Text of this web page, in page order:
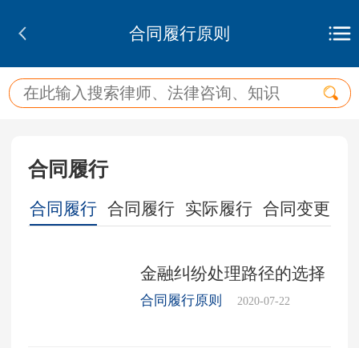
合同履行原则
合同履行
合同履行 合同履行 实际履行 合同变更
金融纠纷处理路径的选择
合同履行原则 2020-07-22